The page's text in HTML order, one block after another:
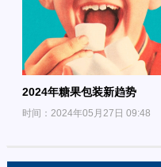
2024年糖果包装新趋势
时间：2024年05月27日 09:48